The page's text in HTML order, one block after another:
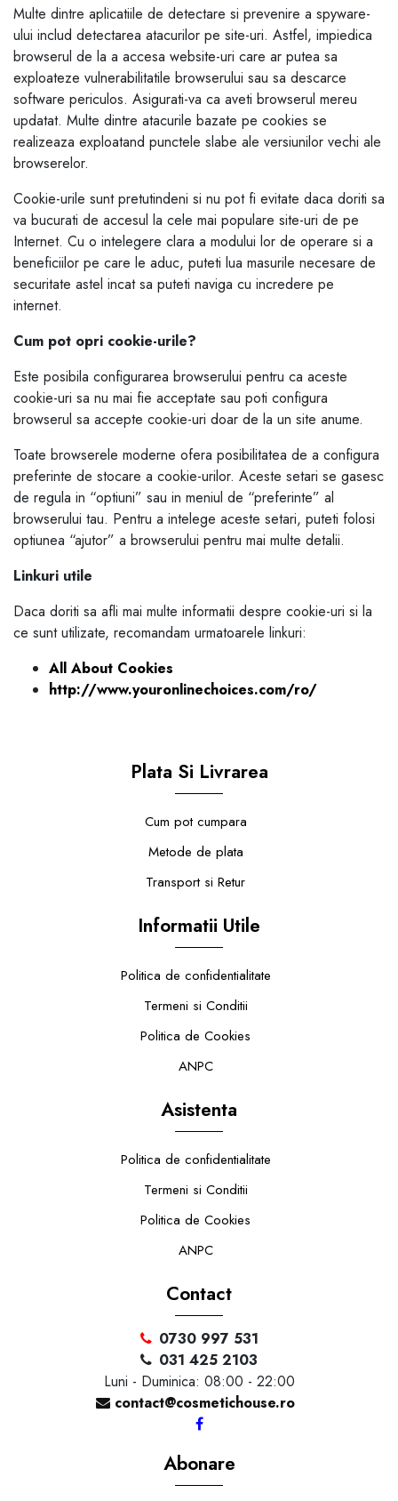
Multe dintre aplicatiile de detectare si prevenire a spyware-
ului includ detectarea atacurilor pe site-uri. Astfel, impiedica
browserul de la a accesa website-uri care ar putea sa
exploateze vulnerabilitatile browserului sau sa descarce
software periculos. Asigurati-va ca aveti browserul mereu
updatat. Multe dintre atacurile bazate pe cookies se
realizeaza exploatand punctele slabe ale versiunilor vechi ale
browserelor.
Cookie-urile sunt pretutindeni si nu pot fi evitate daca doriti sa
va bucurati de accesul la cele mai populare site-uri de pe
Internet. Cu o intelegere clara a modului lor de operare si a
beneficiilor pe care le aduc, puteti lua masurile necesare de
securitate astel incat sa puteti naviga cu incredere pe
internet.
Cum pot opri cookie-urile?
Este posibila configurarea browserului pentru ca aceste
cookie-uri sa nu mai fie acceptate sau poti configura
browserul sa accepte cookie-uri doar de la un site anume.
Toate browserele moderne ofera posibilitatea de a configura
preferinte de stocare a cookie-urilor. Aceste setari se gasesc
de regula in “optiuni” sau in meniul de “preferinte” al
browserului tau. Pentru a intelege aceste setari, puteti folosi
optiunea “ajutor” a browserului pentru mai multe detalii.
Linkuri utile
Daca doriti sa afli mai multe informatii despre cookie-uri si la
ce sunt utilizate, recomandam urmatoarele linkuri:
All About Cookies
http://www.youronlinechoices.com/ro/
Plata Si Livrarea
Cum pot cumpara
Metode de plata
Transport si Retur
Informatii Utile
Politica de confidentialitate
Termeni si Conditii
Politica de Cookies
ANPC
Asistenta
Politica de confidentialitate
Termeni si Conditii
Politica de Cookies
ANPC
Contact
0730 997 531
031 425 2103
Luni - Duminica: 08:00 - 22:00
contact@cosmetichouse.ro
Abonare